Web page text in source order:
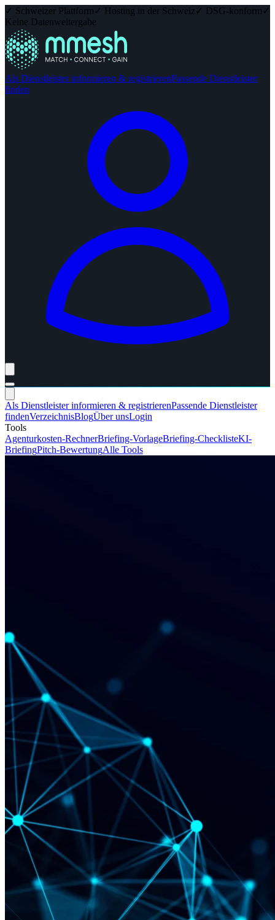
✓ Schweizer Plattform ✓ Hosting in der Schweiz ✓ DSG-konform ✓
Keine Datenweitergabe
Als Dienstleister informieren & registrierenPassende Dienstleister
finden
Als Dienstleister informieren & registrierenPassende Dienstleister
findenVerzeichnisBlogÜber unsLogin
Tools
Agenturkosten-RechnerBriefing-VorlageBriefing-ChecklisteKI-
BriefingPitch-BewertungAlle Tools